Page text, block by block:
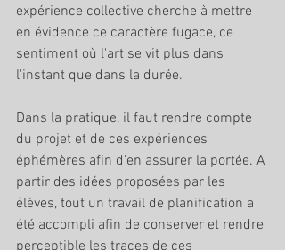
expérience collective cherche à mettre
en évidence ce caractère fugace, ce
sentiment où l'art se vit plus dans
l'instant que dans la durée.
Dans la pratique, il faut rendre compte
du projet et de ces expériences
éphémères afin d'en assurer la portée. A
partir des idées proposées par les
élèves, tout un travail de planification a
été accompli afin de conserver et rendre
perceptible les traces de ces